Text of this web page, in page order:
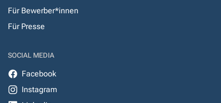
Für Bewerber*innen
Für Presse
SOCIAL MEDIA
Facebook
Instagram